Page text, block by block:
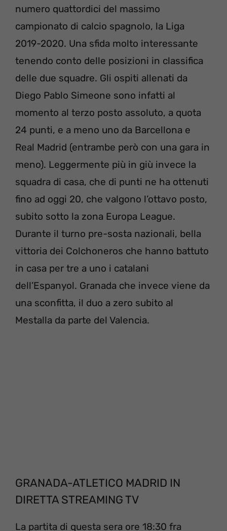
numero quattordici del massimo
campionato di calcio spagnolo, la Liga
2019-2020. Una sfida molto interessante
tenendo conto delle posizioni in classifica
delle due squadre. Gli ospiti allenati da
Diego Pablo Simeone sono infatti al
momento al terzo posto assoluto, a quota
24 punti, e a meno uno da Barcellona e
Real Madrid (entrambe però con una gara in
meno). Leggermente più in giù invece la
squadra di casa, che di punti ne ha ottenuti
fino ad oggi 20, che valgono l’ottavo posto,
subito sotto la zona Europa League.
Durante il turno pre-sosta nazionali, bella
vittoria dei Colchoneros che hanno battuto
in casa per tre a uno i catalani
dell’Espanyol. Granada che invece viene da
una sconfitta, il duo a zero subito al
Mestalla da parte del Valencia.
GRANADA-ATLETICO MADRID IN
DIRETTA STREAMING TV
La partita di questa sera ore 18:30 fra